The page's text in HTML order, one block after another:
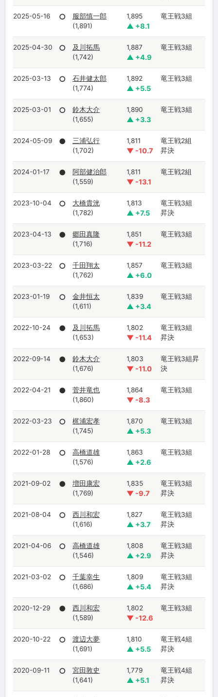
2025-05-16 ○
服部慎一郎
(1,891)
1,895
▲ +8.1
竜王戦3組
2025-04-30 ○
及川拓馬
(1,742)
1,887
▲ +4.9
竜王戦3組
2025-03-13 ○
石井健太郎
(1,774)
1,892
▲ +5.5
竜王戦3組
2025-03-01 ○
鈴木大介
(1,655)
1,890
▲ +3.3
竜王戦3組
2024-05-09 ●
三浦弘行
(1,702)
1,811
▼ -10.7
竜王戦2組
昇決
2024-01-17 ●
阿部健治郎
(1,559)
1,811
▼ -13.1
竜王戦2組
2023-10-04 ○
大橋貴洸
(1,782)
1,813
▲ +7.5
竜王戦3組
昇決
2023-04-13 ●
郷田真隆
(1,716)
1,851
▼ -11.2
竜王戦3組
2023-03-22 ○
千田翔太
(1,762)
1,857
▲ +6.0
竜王戦3組
2023-01-19 ○
金井恒太
(1,611)
1,839
▲ +3.4
竜王戦3組
2022-10-24 ●
及川拓馬
(1,653)
1,802
▼ -11.4
竜王戦3組
昇決
2022-09-14 ●
鈴木大介
(1,676)
1,803
▼ -11.0
竜王戦3組昇
決
2022-04-21 ●
菅井竜也
(1,860)
1,864
▼ -8.3
竜王戦3組
2022-03-23 ○
梶浦宏孝
(1,745)
1,870
▲ +5.3
竜王戦3組
2022-01-28 ○
高橋道雄
(1,576)
1,863
▲ +2.6
竜王戦3組
2021-09-02 ●
増田康宏
(1,769)
1,835
▼ -9.7
竜王戦3組
昇決
2021-08-04 ○
西川和宏
(1,616)
1,827
▲ +3.7
竜王戦3組
昇決
2021-04-06 ○
高橋道雄
(1,546)
1,808
▲ +2.9
竜王戦3組
昇決
2021-03-02 ○
千葉幸生
(1,686)
1,809
▲ +5.4
竜王戦3組
昇決
2020-12-29 ●
西川和宏
(1,589)
1,802
▼ -12.6
竜王戦3組
2020-10-22 ○
渡辺大夢
(1,691)
1,810
▲ +5.5
竜王戦4組
昇決
2020-09-11 ○
宮田敦史
(1,641)
1,779
▲ +5.1
竜王戦4組
昇決